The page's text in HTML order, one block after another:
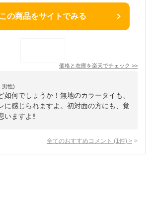
この商品をサイトでみる
価格と在庫を楽天でチェック >>
男性)
如何でしょうか！無地のカラータイも、
に感じられますよ。初対面の方にも、覚
いますよ‼️
全てのおすすめコメント (1 件) >